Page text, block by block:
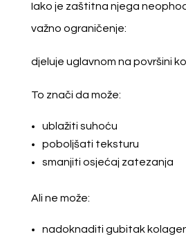
Iako je zaštitna njega
važno ograničenje:
djeluje uglavnom na površini
To znači da može:
ublažiti suhoću
poboljšati teksturu
smanjiti osjećaj zatezanja
Ali ne može:
nadoknaditi gubitak